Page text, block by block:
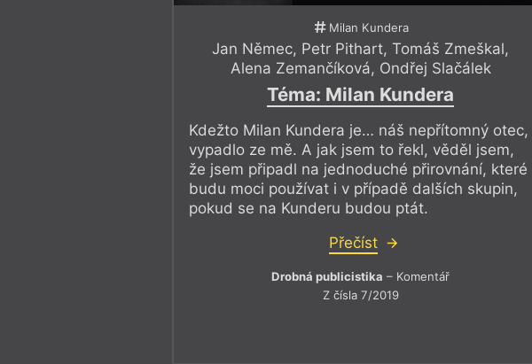
Milan Kundera
Jan Němec, Petr Pithart,Tomáš Zmeškal,
Alena Zemančíková, Ondřej Slačálek
Téma: Milan Kundera
Kdežto Milan Kundera je… náš nepřítomný otec,
vypadlo ze mě. A jak jsem to řekl, věděl jsem,
že jsem připadl na jednoduché přirovnání, které
budu moci používat i v případě dalších skupin,
pokud se na Kunderu budou ptát.
Přečíst
Drobná publicistika – Komentář
Z čísla 7/2019